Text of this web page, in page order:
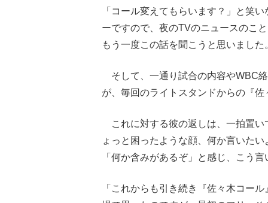
「コール変えてもらいます？」と笑
ーですので、夜のTVのニュースのこ
もう一度この話を聞こうと思いました
そして、一通り試合の内容やWBC
が、毎回のライトスタンドからの『
これに対する彼の返しは、一拍置
ょっと困ったような顔、何か言いた
「何か含みがあるぞ」と感じ、こう
「これからも引き続き『佐々木コー